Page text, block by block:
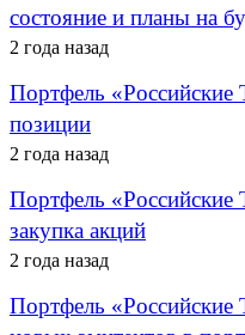
состояние и планы на
2 года назад
Портфель «Российские
позиции
2 года назад
Портфель «Российские
закупка акций
2 года назад
Портфель